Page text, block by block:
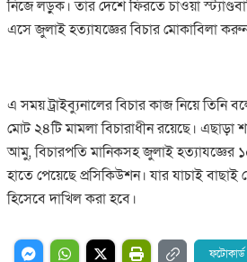
নিজে লড়ুক। তার দেশে ফিরতে চাওয়া
এসে জুলাই হত্যাযজ্ঞের বিচার মোকাবিলা
এ সময় ট্রাইব্যুনালের বিচার কাজ নিয়ে তিনি
মোট ২৪টি মামলা বিচারাধীন রয়েছে। এছাড়া
আমু, বিচারপতি মানিকসহ জুলাই হত্যাযজ্ঞের
হাতে পেয়েছে প্রসিকিউশন। যার যাচাই
হিসেবে দাখিল করা হবে।
ফটোকার্ড